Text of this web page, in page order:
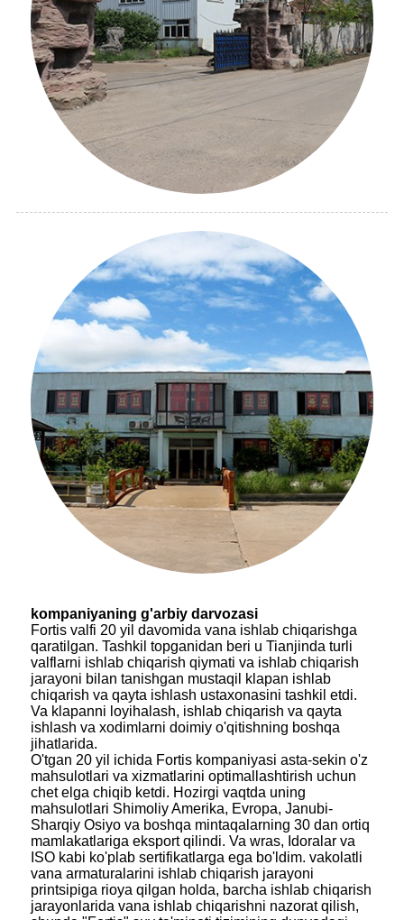
kompaniyaning g'arbiy darvozasi
Fortis valfi 20 yil davomida vana ishlab chiqarishga
qaratilgan. Tashkil topganidan beri u Tianjinda turli
valflarni ishlab chiqarish qiymati va ishlab chiqarish
jarayoni bilan tanishgan mustaqil klapan ishlab
chiqarish va qayta ishlash ustaxonasini tashkil etdi.
Va klapanni loyihalash, ishlab chiqarish va qayta
ishlash va xodimlarni doimiy o'qitishning boshqa
jihatlarida.
O'tgan 20 yil ichida Fortis kompaniyasi asta-sekin o'z
mahsulotlari va xizmatlarini optimallashtirish uchun
chet elga chiqib ketdi. Hozirgi vaqtda uning
mahsulotlari Shimoliy Amerika, Evropa, Janubi-
Sharqiy Osiyo va boshqa mintaqalarning 30 dan ortiq
mamlakatlariga eksport qilindi. Va wras, Idoralar va
ISO kabi ko'plab sertifikatlarga ega bo'ldim. vakolatli
vana armaturalarini ishlab chiqarish jarayoni
printsipiga rioya qilgan holda, barcha ishlab chiqarish
jarayonlarida vana ishlab chiqarishni nazorat qilish,